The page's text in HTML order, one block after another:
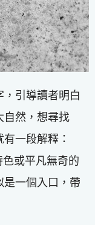
引導讀者明白
自然，想尋找
一段解釋：
色或平凡無奇的
一個入口，帶